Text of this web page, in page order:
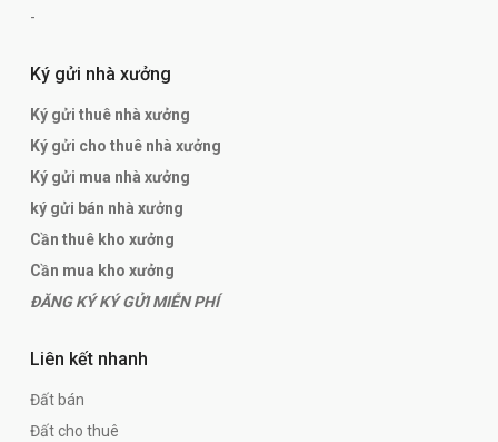
-
Ký gửi nhà xưởng
Ký gửi thuê nhà xưởng
Ký gửi cho thuê nhà xưởng
Ký gửi mua nhà xưởng
ký gửi bán nhà xưởng
Cần thuê kho xưởng
Cần mua kho xưởng
ĐĂNG KÝ KÝ GỬI MIỄN PHÍ
Liên kết nhanh
Đất bán
Đất cho thuê